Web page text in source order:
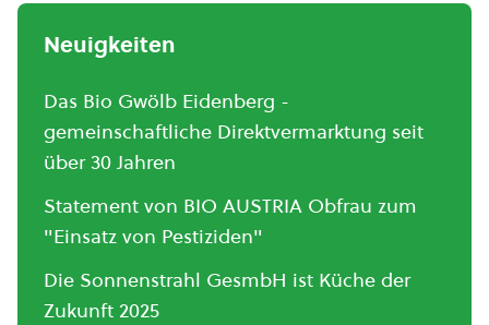
Neuigkeiten
Das Bio Gwölb Eidenberg -
gemeinschaftliche Direktvermarktung seit
über 30 Jahren
Statement von BIO AUSTRIA Obfrau zum
"Einsatz von Pestiziden"
Die Sonnenstrahl GesmbH ist Küche der
Zukunft 2025